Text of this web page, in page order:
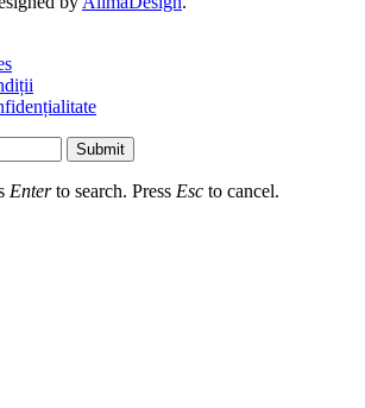
Submit
Enterto search. Press Esc to cancel.